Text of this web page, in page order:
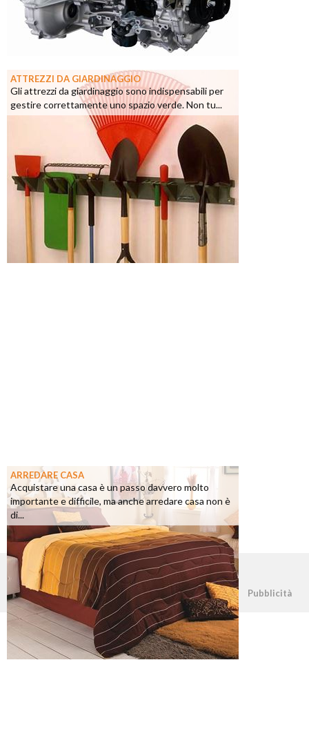
ATTREZZI DA GIARDINAGGIO
Gli attrezzi da giardinaggio sono indispensabili per
gestire correttamente uno spazio verde. Non tu...
ARREDARE CASA
Acquistare una casa è un passo davvero molto
importante e difficile, ma anche arredare casa non è
di...
©2026 - casapratica.net - p.iva 03338800984 Pubblicità